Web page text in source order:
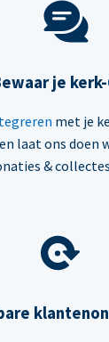
je kerk-
met je
laat ons doen
&